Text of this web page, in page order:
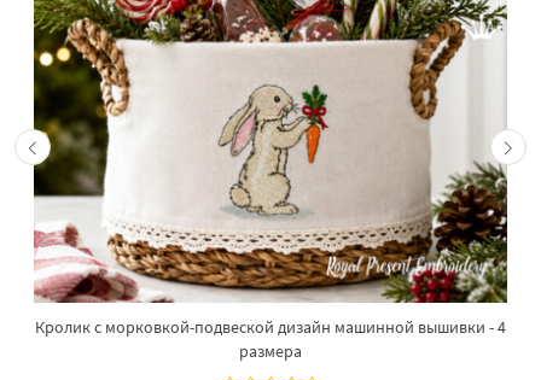
Кролик с морковкой-подвеской дизайн машинной вышивки - 4
размера